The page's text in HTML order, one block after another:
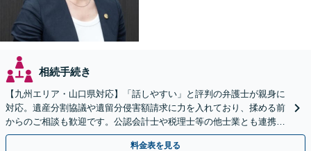
相続手続き
【九州エリア・山口県対応】「話しやすい」と評判の弁護士が親身に
対応。遺産分割協議や遺留分侵害額請求に力を入れており、揉める前
からのご相談も歓迎です。公認会計士や税理士等の他士業とも連携
し、円満な解決を全力でサポートいたします。
料金表を見る